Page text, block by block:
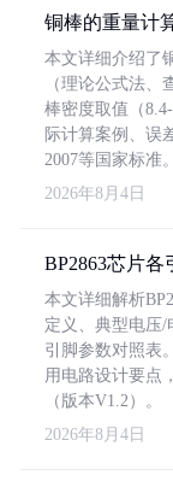
铜棒的重量计
本文详细介绍了
（理论公式法
棒密度取值（
际计算案例、误
2007等国家标准。
2026年8月4日
BP2863芯片各
本文详细解析
定义、典型电压
引脚参数对照表
用电路设计要点
（版本V1.2）。
2026年8月4日